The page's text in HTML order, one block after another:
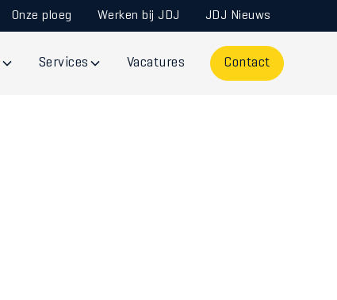
Onze ploeg Werken bij JDJ JDJ Nieuws
Services Vacatures Contact